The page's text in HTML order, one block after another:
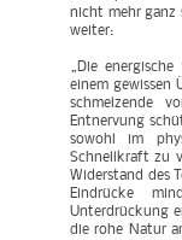
nicht mehr ganz
weiter:
„Die
einem gewissen
schmelzende
Entnervung
sowohl im
Schnellkraft zu
Widerstand des
Eindrücke
Unterdrückung
die rohe Natur